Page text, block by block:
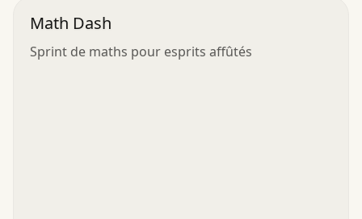
Math Dash
Sprint de maths pour esprits affûtés